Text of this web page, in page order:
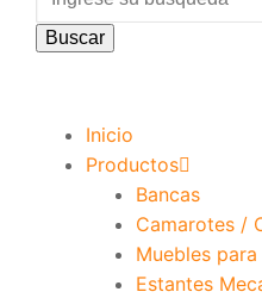
Buscar
Inicio
Productos
Bancas
Camarotes /
Muebles
Estantes